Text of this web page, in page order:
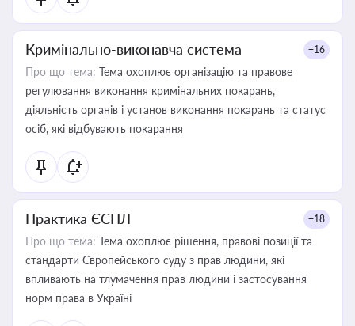
Кримінально-виконавча система +16
Про що тема: Тема охоплює організацію та правове
регулювання виконання кримінальних покарань,
діяльність органів і установ виконання покарань та статус
осіб, які відбувають покарання
Практика ЄСПЛ +18
Про що тема: Тема охоплює рішення, правові позиції та
стандарти Європейського суду з прав людини, які
впливають на тлумачення прав людини і застосування
норм права в Україні